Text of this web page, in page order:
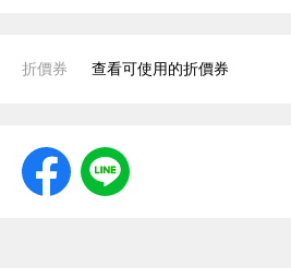
折價券 查看可使用的折價券